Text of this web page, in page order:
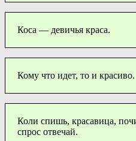
Коса — девичья краса.
Кому что идет, то и красиво.
Коли спишь, красавица,
спрос отвечай.